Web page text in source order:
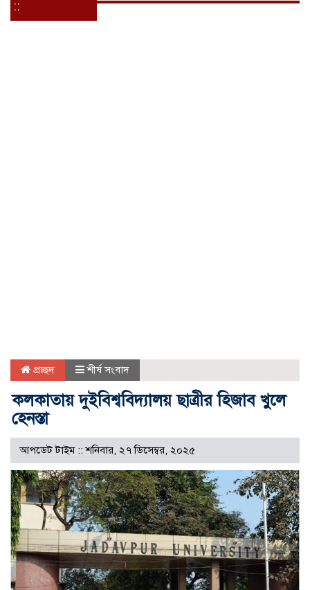
::
প্রচ্ছদ শীর্ষ সংবাদ
কলকাতায় দুইবিশ্ববিদ্যালয় ছাত্রীর হিজাব খুলে
হেনস্তা
আপডেট টাইম :: শনিবার, ২৭ ডিসেম্বর, ২০২৫